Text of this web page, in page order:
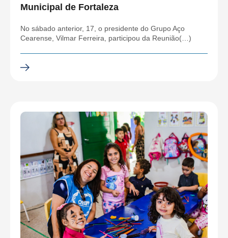
Municipal de Fortaleza
No sábado anterior, 17, o presidente do Grupo Aço
Cearense, Vilmar Ferreira, participou da Reunião(…)